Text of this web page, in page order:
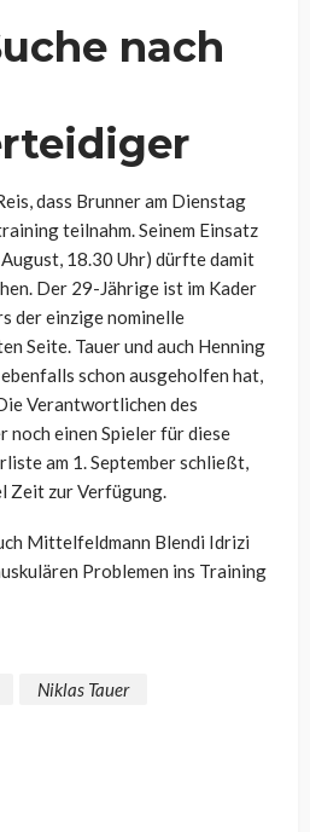
nach
dass Brunner am Dienstag
teilnahm. Seinem Einsatz
18.30 Uhr) dürfte damit
Der 29-Jährige ist im Kader
der einzige nominelle
Seite. Tauer und auch Henning
schon ausgeholfen hat,
Verantwortlichen des
noch einen Spieler für diese
am 1. September schließt,
Zeit zur Verfügung.
Mittelfeldmann Blendi Idrizi
Problemen ins Training
Niklas Tauer